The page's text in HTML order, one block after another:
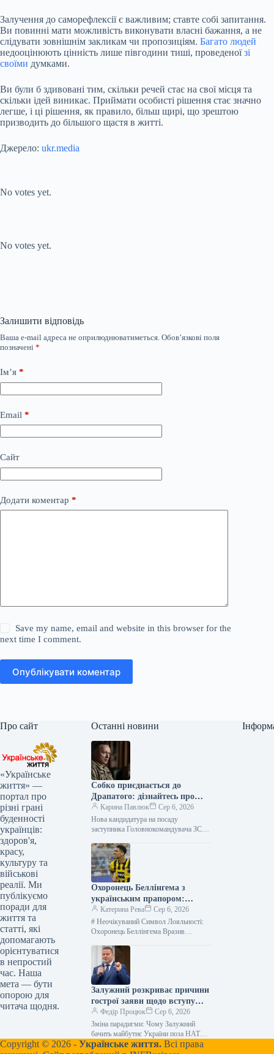
Залучення до саморефлексії є важливим; ставте собі запитання.
Ви повинні мати можливість виконувати власні бажання, а не
слідувати зовнішнім закликам чи пропозиціям. Багато людей
недооцінюють цінність лише півгодини тиші, проведеноїзі
своїми думками.
Ви були б здивовані тим, скільки речей стає на свої місця та
скільки ідей виникає. Приймати особисті рішення стає значно
легше, і ці рішення, як правило, більш щирі, що зрештою
призводить до більшого щастя в житті.
Джерело: ukr.media
No votes yet.
No votes yet.
Залишити відповідь
Ваша e-mail адреса не оприлюднюватиметься. Обов’язкові поля
позначені *
Ім’я *
Email *
Сайт
Додати коментар *
Save my name, email and website in this browser for the
next time I comment.
Опублікувати коментар
Про сайт
«Українське
життя» —
портал про
різні грані
буденності
українців:
здоров'я,
красу,
культуру та
військові
реалії. Ми
публікуємо
поради для
життя та
статті, які
допомагають
орієнтуватися
в непростий
час. Наша
мета — бути
опорою для
читача щодня.
Останні новини
Собко приєднається до
Драпатого: дізнайтесь про
нового заступника
Карина Павлюк
Сер 6, 2026
Нова кандидатура на посаду
заступника Головнокомандувача ЗСУ
корпусу Сергій Собко готується
обійняти посаду заступника
Головнокомандувача Збройними…
Охоронець Беллінгема з
українським прапором:
несподівана зустріч у Мадриді
Катерина Рева
Сер 6, 2026
# Неочікуваний Символ Лояльності:
Охоронець Беллінгема Вразив
англійської збірної та зірка
мадридського “Реала”, Джуд
Беллінгем, був…
Залужний розкриває причини
гострої заяви щодо вступу
України до НАТО
Федір Процюк
Сер 6, 2026
Зміна парадигми: Чому Залужний
бачить майбутнє України поза НАТО,
але за його стандарти? Очільник
Copyright © 2026 - Українське життя. Всі права